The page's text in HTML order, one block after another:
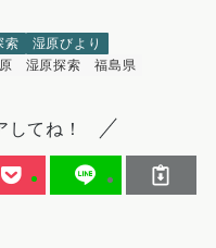
索
湿原びより
湿原探索 福島県
てね！